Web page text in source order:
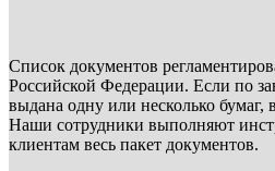
Список документов
Российской Федерации. Если по
выдана одну или несколько бумаг,
Наши сотрудники выполняют
клиентам весь пакет документов.